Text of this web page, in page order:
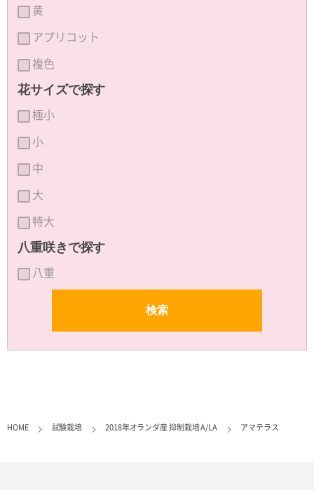
黄
アプリコット
複色
花サイズで探す
極小
小
中
大
特大
八重咲きで探す
八重
HOME 試験栽培 2018年オランダ産 抑制栽培 A/LA アマテラス